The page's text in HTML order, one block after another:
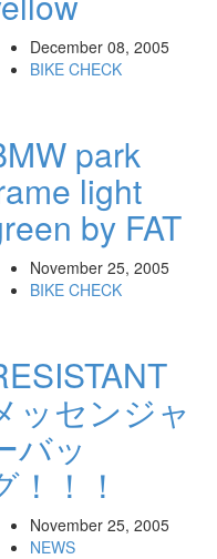
December 08, 2005
BIKE CHECK
park
light
by FAT
November 25, 2005
BIKE CHECK
ッセンジャ
バッ
！！！
November 25, 2005
NEWS